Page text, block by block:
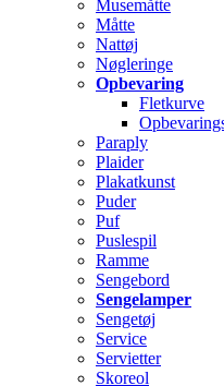
Musemåtte
Måtte
Nattøj
Nøgleringe
Opbevaring
Fletkurve
Paraply
Plaider
Plakatkunst
Puder
Puf
Puslespil
Ramme
Sengebord
Sengelamper
Sengetøj
Service
Servietter
Skoreol